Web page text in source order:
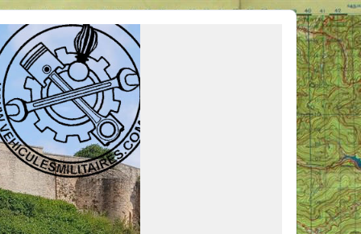
venir en aide, ou simplement partager vos activités.